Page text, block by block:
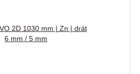
2D 1030 mm | Zn | drát
6 mm / 5 mm